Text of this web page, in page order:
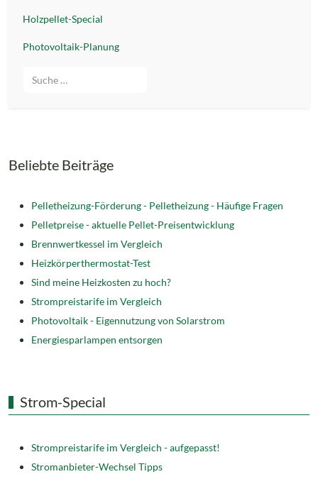
Holzpellet-Special
Photovoltaik-Planung
Beliebte Beiträge
Pelletheizung-Förderung - Pelletheizung - Häufige Fragen
Pelletpreise - aktuelle Pellet-Preisentwicklung
Brennwertkessel im Vergleich
Heizkörperthermostat-Test
Sind meine Heizkosten zu hoch?
Strompreistarife im Vergleich
Photovoltaik - Eigennutzung von Solarstrom
Energiesparlampen entsorgen
Strom-Special
Strompreistarife im Vergleich - aufgepasst!
Stromanbieter-Wechsel Tipps